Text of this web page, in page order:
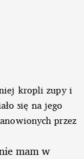
kropli zupy i
się na jego
przez
mam w